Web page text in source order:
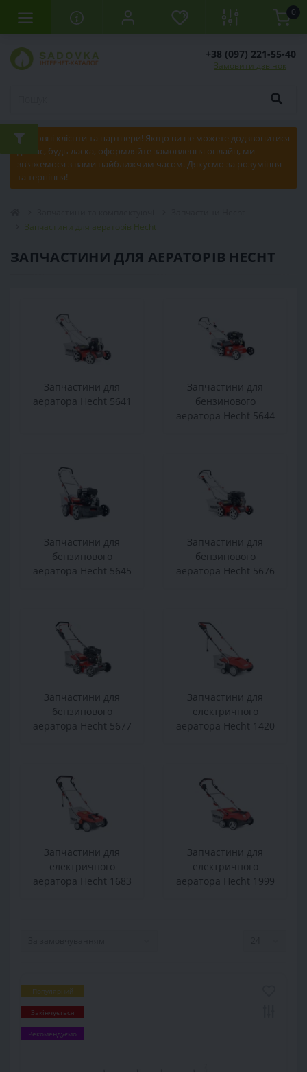
0
+38 (097) 221-55-40
Замовити дзвінок
Шановні клієнти та партнери! Якщо ви не можете додзвонитися
до нас, будь ласка, оформляйте замовлення онлайн, ми
зв'яжемося з вами найближчим часом. Дякуємо за розуміння
та терпіння!
Запчастини для аераторів Hecht
ЗАПЧАСТИНИ ДЛЯ АЕРАТОРІВ HECHT
Запчастини для
аератора Hecht 5641
Запчастини для
бензинового
аератора Hecht 5644
Запчастини для
бензинового
аератора Hecht 5645
Запчастини для
бензинового
аератора Hecht 5676
Запчастини для
бензинового
аератора Hecht 5677
Запчастини для
електричного
аератора Hecht 1420
Запчастини для
електричного
аератора Hecht 1683
Запчастини для
електричного
аератора Hecht 1999
Популярний
Закінчується
Рекомендуємо